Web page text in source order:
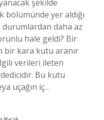
şekilde
bölümünde yer aldığı
durumlardan daha az
hale geldi? Bir
bir kara kutu aranır
verileri ileten
Bu kutu
uçağın iç…